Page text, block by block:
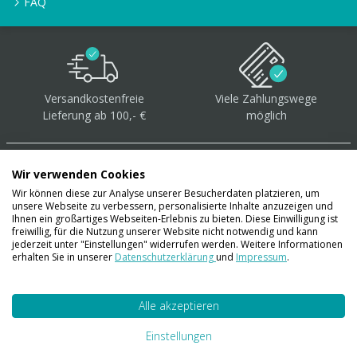
Versandkostenfreie
Lieferung ab 100,- €
Viele Zahlungswege
möglich
Über 40.000 Artikel auf
Lager
Wir verwenden Cookies
Wir können diese zur Analyse unserer Besucherdaten platzieren, um
unsere Webseite zu verbessern, personalisierte Inhalte anzuzeigen und
Ihnen ein großartiges Webseiten-Erlebnis zu bieten. Diese Einwilligung ist
freiwillig, für die Nutzung unserer Website nicht notwendig und kann
jederzeit unter "Einstellungen" widerrufen werden. Weitere Informationen
erhalten Sie in unserer Datenschutzerklärungund Impressum.
Alle akzeptieren
Einstellungen